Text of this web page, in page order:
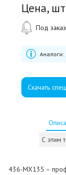
Цена,
Под заказ
Аналоги:
Скачать
С этим
436-MX135 –